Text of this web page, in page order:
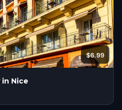
$6.99
Nice